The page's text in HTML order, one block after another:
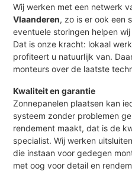
Wij werken met een netwerk
Vlaanderen, zo is er ook een
eventuele storingen helpen
Dat is onze kracht: lokaal
profiteert u natuurlijk van.
monteurs over de laatste
Kwaliteit en garantie
Zonnepanelen plaatsen kan
systeem zonder problemen
rendement maakt, dat is de
specialist. Wij werken
die instaan voor gedegen
met oog voor detail en